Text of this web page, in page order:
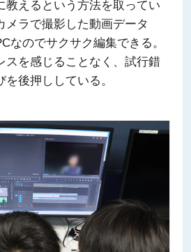
教えるという方法を取ってい
メラで撮影した動画データ
なのでサクサク編集できる。
スを感じることなく、試行錯
後押ししている。